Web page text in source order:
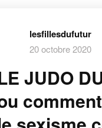
lesfillesdufutur
20 octobre 2020
JUDO